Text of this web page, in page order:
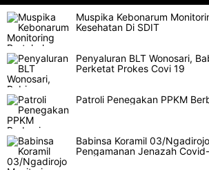
Muspika Kebonarum
Kesehatan Di SDIT
Penyaluran BLT Wonosari,
Perketat Prokes Covi 19
Patroli Penegakan PPKM
Babinsa Koramil 03/
Pengamanan Jenazah